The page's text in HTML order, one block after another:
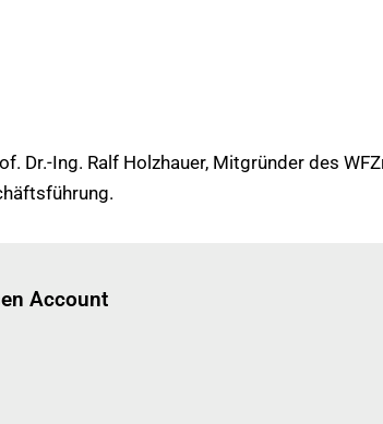
Ing. Ralf Holzhauer, Mitgründer des
Account